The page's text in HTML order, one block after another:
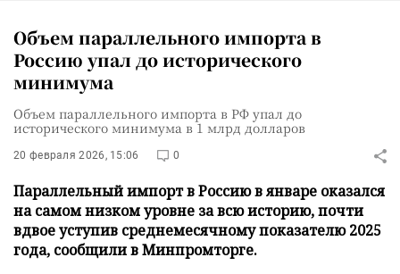
Объем параллельного импорта в
Россию упал до исторического
минимума
Объем параллельного импорта в РФ упал до
исторического минимума в 1 млрд долларов
20 февраля 2026, 15:06 0
Параллельный импорт в Россию в январе оказался
на самом низком уровне за всю историю, почти
вдвое уступив среднемесячному показателю 2025
года, сообщили в Минпромторге.